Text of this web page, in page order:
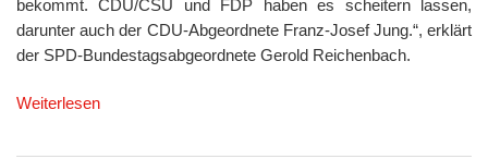
bekommt. CDU/CSU und FDP haben es scheitern lassen,
darunter auch der CDU-Abgeordnete Franz-Josef Jung.“, erklärt
der SPD-Bundestagsabgeordnete Gerold Reichenbach.
Weiterlesen